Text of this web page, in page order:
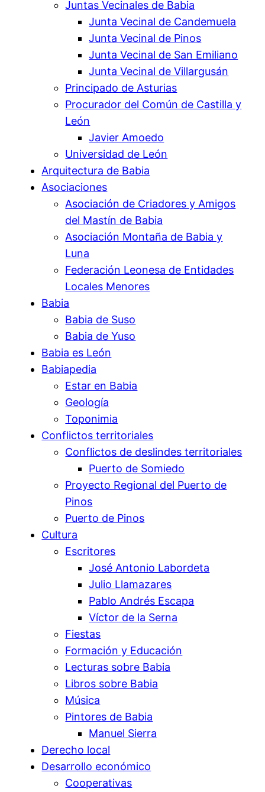
Juntas Vecinales de Babia
Junta Vecinal de Candemuela
Junta Vecinal de Pinos
Junta Vecinal de San Emiliano
Junta Vecinal de Villargusán
Principado de Asturias
Procurador del Común de Castilla y
León
Javier Amoedo
Universidad de León
Arquitectura de Babia
Asociaciones
Asociación de Criadores y Amigos
del Mastín de Babia
Asociación Montaña de Babia y
Luna
Federación Leonesa de Entidades
Locales Menores
Babia
Babia de Suso
Babia de Yuso
Babia es León
Babiapedia
Estar en Babia
Geología
Toponimia
Conflictos territoriales
Conflictos de deslindes territoriales
Puerto de Somiedo
Proyecto Regional del Puerto de
Pinos
Puerto de Pinos
Cultura
Escritores
José Antonio Labordeta
Julio Llamazares
Pablo Andrés Escapa
Víctor de la Serna
Fiestas
Formación y Educación
Lecturas sobre Babia
Libros sobre Babia
Música
Pintores de Babia
Manuel Sierra
Derecho local
Desarrollo económico
Cooperativas